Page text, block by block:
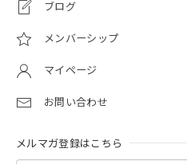
ブログ
メンバーシップ
マイページ
お問い合わせ
メルマガ登録はこちら